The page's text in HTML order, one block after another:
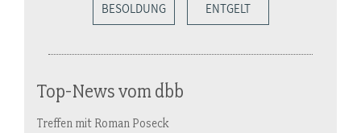
BESOLDUNG ENTGELT
Top-News vom dbb
Treffen mit Roman Poseck